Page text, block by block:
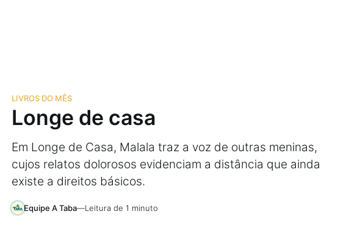
LIVROS DO MÊS
Longe de casa
Em Longe de Casa, Malala traz a voz de outras meninas,
cujos relatos dolorosos evidenciam a distância que ainda
existe a direitos básicos.
Equipe A Taba—Leitura de 1 minuto